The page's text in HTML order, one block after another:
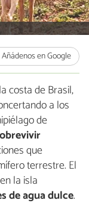
Añádenos en Google
costa de Brasil,
a los
de
que
terrestre. El
la isla
de agua dulce.